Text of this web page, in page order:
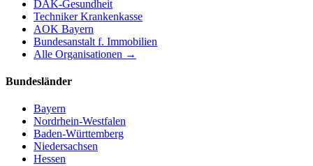
DAK-Gesundheit
Techniker Krankenkasse
AOK Bayern
Bundesanstalt f. Immobilien
Alle Organisationen →
Bundesländer
Bayern
Nordrhein-Westfalen
Baden-Württemberg
Niedersachsen
Hessen